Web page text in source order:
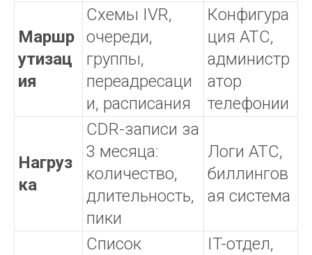
Маршр
утизац
ия
Схемы IVR,
очереди,
группы,
переадресаци
и, расписания
Конфигура
ция АТС,
администр
атор
телефонии
Нагруз
ка
CDR-записи за
3 месяца:
количество,
длительность,
пики
Логи АТС,
биллингов
ая система
Список
IT-отдел,